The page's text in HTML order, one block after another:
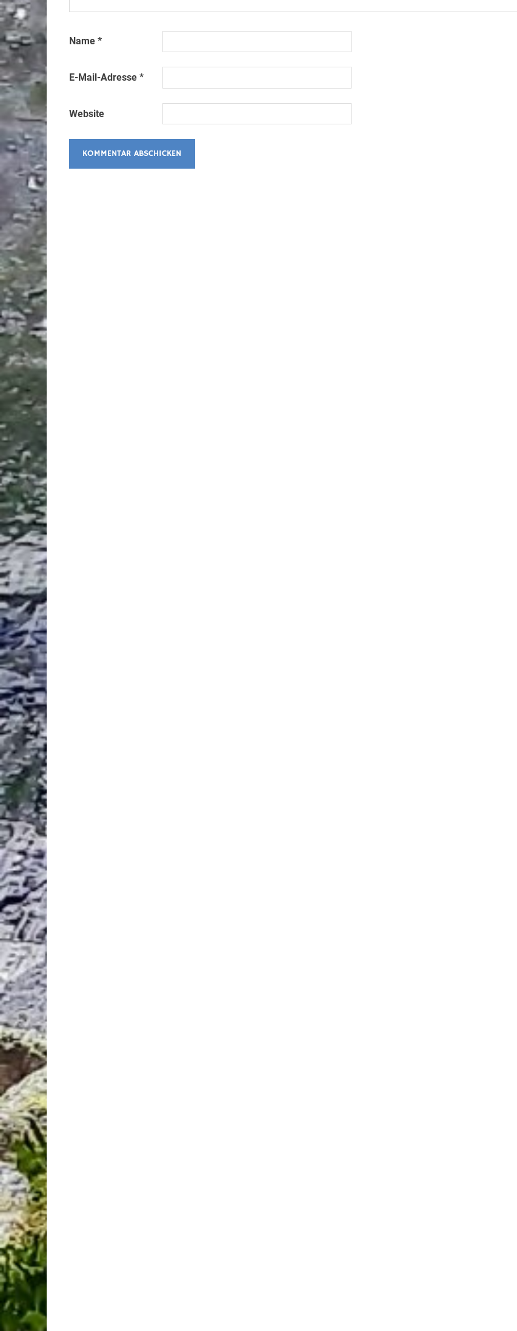
Name *
E-Mail-Adresse *
Website